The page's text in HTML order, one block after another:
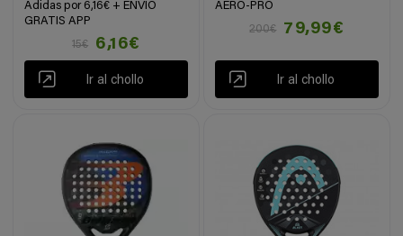
Adidas por 6,16€ + ENVIO
GRATIS APP
15€
6,16€
Ir al chollo
AERO-PRO
200€
79,99€
Ir al chollo